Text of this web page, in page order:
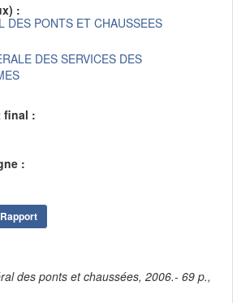
:
DES PONTS ET CHAUSSEES
DES SERVICES DES
final :
:
Rapport
des ponts et chaussées, 2006.- 69 p.,